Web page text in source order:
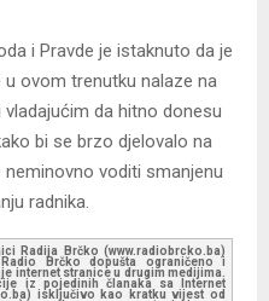
i Pravde je istaknuto da je
ovom trenutku nalaze na
da hitno donеsu
bi se brzo djelovalo na
voditi smanjenu
radnika.
Radija Brčko (www.radiobrcko.ba)
Brčko dopušta ograničeno i
internet stranice u drugim medijima.
iz pojedinih članaka sa Internet
isključivo kao kratku vijest od